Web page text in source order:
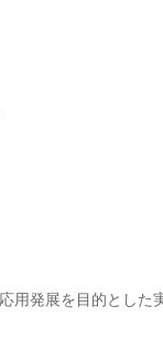
用発展を目的とし